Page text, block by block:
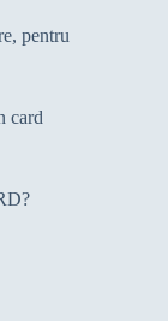
pentru
card